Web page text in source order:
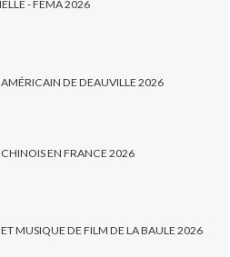
- FEMA 2026
DE DEAUVILLE 2026
EN FRANCE 2026
MUSIQUE DE FILM DE LA BAULE 2026